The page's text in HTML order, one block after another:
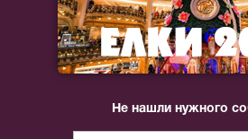
Не нашли нужного